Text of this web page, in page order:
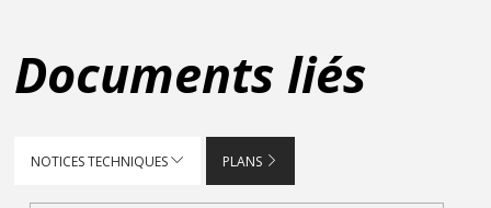
Documents liés
NOTICES TECHNIQUES PLANS